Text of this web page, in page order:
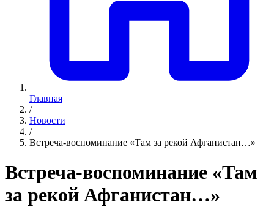
Главная
/
Новости
/
Встреча-воспоминание «Там за рекой Афганистан…»
Встреча-воспоминание «Там
за рекой Афганистан…»